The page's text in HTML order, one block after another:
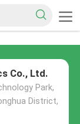
Co., Ltd.
Park,
District,